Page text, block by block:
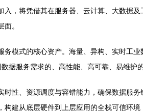
，将凭借其在服务器、云计算、大数据
。
模式的核心资产。海量、异构、实时工
据服务需求的、高性能、高可靠、易维护
性、资源调度与容错能力，确保数据服务
建从底层硬件到上层应用的全栈可信环境